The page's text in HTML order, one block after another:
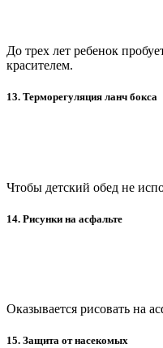
До трех лет ребенок
красителем.
13. Терморегуляция ланч бокса
Чтобы детский обед не
14. Рисунки на асфальте
Оказывается рисовать на
15. Защита от насекомых